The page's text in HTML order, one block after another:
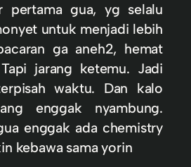
pertama gua, yg selalu
untuk menjadi lebih
ga aneh2, hemat
jarang ketemu. Jadi
waktu. Dan kalo
enggak nyambung.
enggak ada chemistry
kebawa sama yorin